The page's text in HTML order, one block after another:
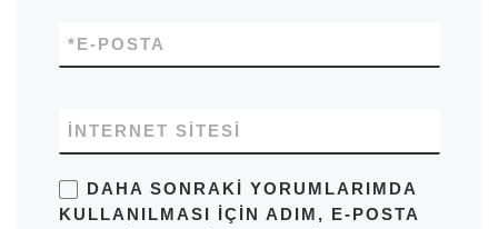
E-POSTA
*
İNTERNET SITESI
DAHA SONRAKI YORUMLARIMDA
KULLANILMASI IÇIN ADIM, E-POSTA